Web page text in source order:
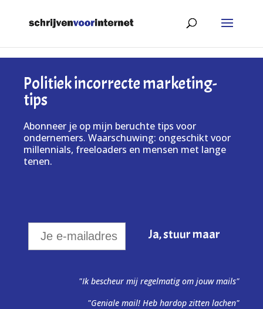
Politiek incorrecte marketing-
tips
Abonneer je op mijn beruchte tips voor
ondernemers. Waarschuwing: ongeschikt voor
millennials, freeloaders en mensen met lange
tenen.
"Ik bescheur mij regelmatig om jouw mails"
"Geniale mail! Heb hardop zitten lachen"